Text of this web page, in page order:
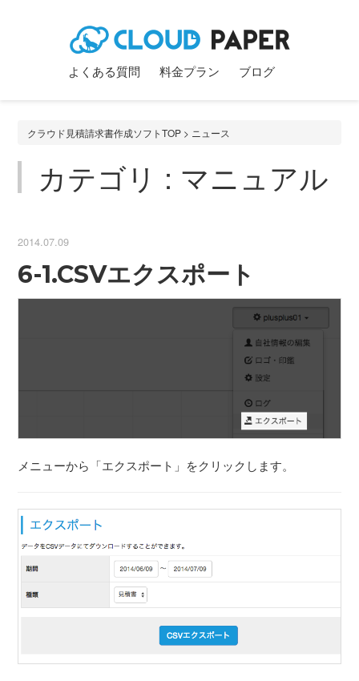
よくある質問 料金プラン ブログ
クラウド見積請求書作成ソフトTOP > ニュース
カテゴリ : マニュアル
2014.07.09
6-1.CSVエクスポート
メニューから「エクスポート」をクリックします。